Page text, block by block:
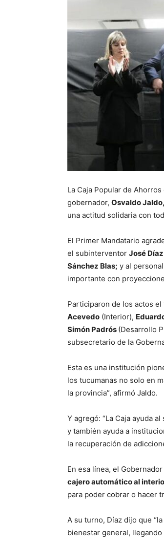
La Caja Popular de
gobernador, Osvaldo Jaldo,
una actitud solidaria con
El Primer Mandatario
el subinterventor José
Sánchez Blas; y al
importante con
Participaron de los actos
Acevedo (Interior),
Simón Padrós (Desarrollo
subsecretario de la
Esta es una institución
los tucumanas no solo en
la provincia”, afirmó Jaldo.
Y agregó: “La Caja ayuda
y también ayuda a
la recuperación de
En esa línea, el
cajero automático al
para poder cobrar o hacer
A su turno, Díaz dijo que
bienestar general,